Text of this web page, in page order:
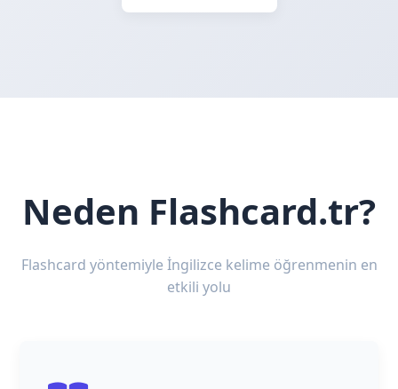
Neden Flashcard.tr?
Flashcard yöntemiyle İngilizce kelime öğrenmenin en
etkili yolu